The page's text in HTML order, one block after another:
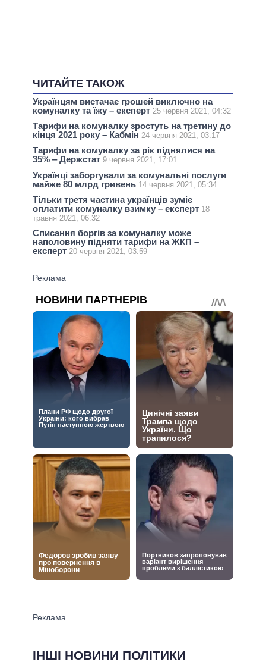
ЧИТАЙТЕ ТАКОЖ
Українцям вистачає грошей виключно на
комуналку та їжу – експерт 25 червня 2021, 04:32
Тарифи на комуналку зростуть на третину до
кінця 2021 року – Кабмін 24 червня 2021, 03:17
Тарифи на комуналку за рік піднялися на
35% ‒ Держстат 9 червня 2021, 17:01
Українці заборгували за комунальні послуги
майже 80 млрд гривень 14 червня 2021, 05:34
Тільки третя частина українців зуміє
оплатити комуналку взимку – експерт 18
травня 2021, 06:32
Списання боргів за комуналку може
наполовину підняти тарифи на ЖКП –
експерт 20 червня 2021, 03:59
ІНШІ НОВИНИ ПОЛІТИКИ